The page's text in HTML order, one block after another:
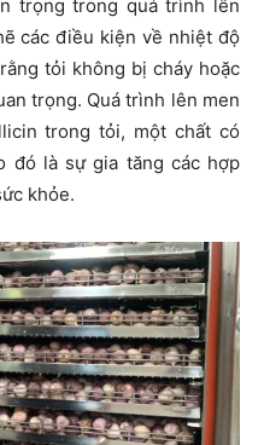
trọng trong quá trình lên
các điều kiện về nhiệt độ
tỏi không bị cháy hoặc
trọng. Quá trình lên men
trong tỏi, một chất có
đó là sự gia tăng các hợp
khỏe.